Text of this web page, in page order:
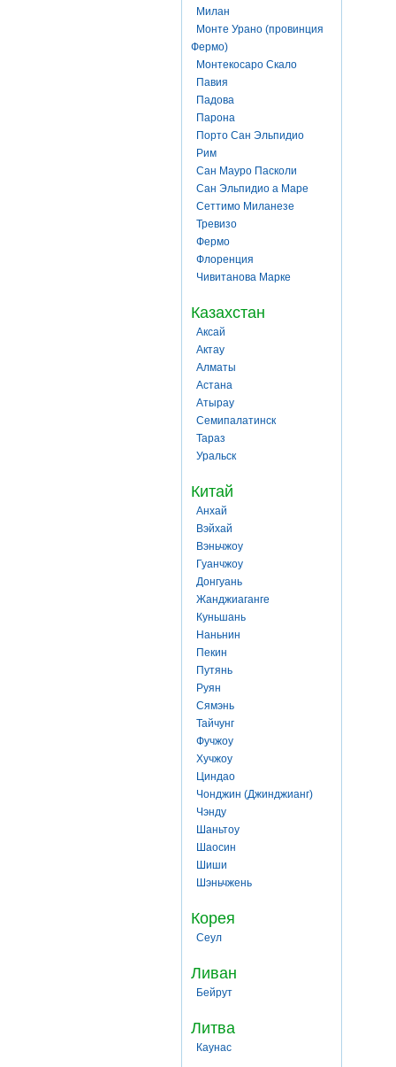
Милан
Монте Урано (провинция
Фермо)
Монтекосаро Скало
Павия
Падова
Парона
Порто Сан Эльпидио
Рим
Сан Мауро Пасколи
Сан Эльпидио а Маре
Сеттимо Миланезе
Тревизо
Фермо
Флоренция
Чивитанова Марке
Казахстан
Аксай
Актау
Алматы
Астана
Атырау
Семипалатинск
Тараз
Уральск
Китай
Анхай
Вэйхай
Вэньчжоу
Гуанчжоу
Донгуань
Жанджиаганге
Куньшань
Наньнин
Пекин
Путянь
Руян
Сямэнь
Тайчунг
Фучжоу
Хучжоу
Циндао
Чонджин (Джинджианг)
Чэнду
Шаньтоу
Шаосин
Шиши
Шэньчжень
Корея
Сеул
Ливан
Бейрут
Литва
Каунас